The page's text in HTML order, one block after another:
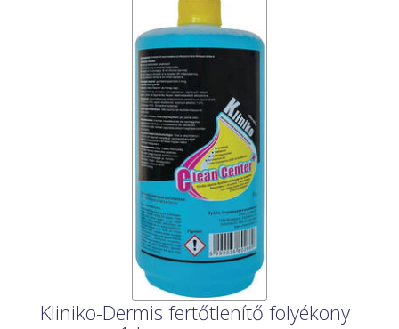
Kliniko-Dermis fertőtlenítő folyékony